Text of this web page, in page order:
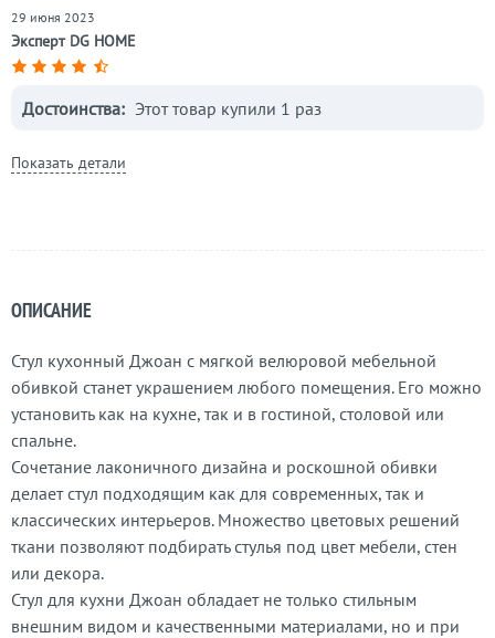
ОПИСАНИЕ
Стул кухонный Джоан с мягкой велюровой мебельной
обивкой станет украшением любого помещения. Его можно
установить как на кухне, так и в гостиной, столовой или
спальне.
Сочетание лаконичного дизайна и роскошной обивки
делает стул подходящим как для современных, так и
классических интерьеров. Множество цветовых решений
ткани позволяют подбирать стулья под цвет мебели, стен
или декора.
Стул для кухни Джоан обладает не только стильным
внешним видом и качественными материалами, но и при
Эксперт DG HOME
29 июня 2023
Достоинства: Этот товар купили 1 раз
Показать детали